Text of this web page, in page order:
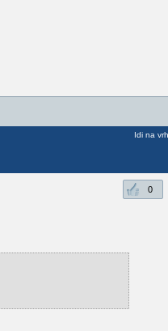
Idi na vrh
0